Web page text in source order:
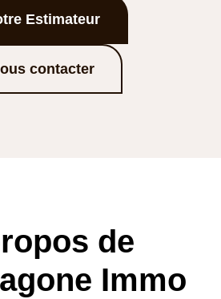
Estimateur
contacter
de
Immo